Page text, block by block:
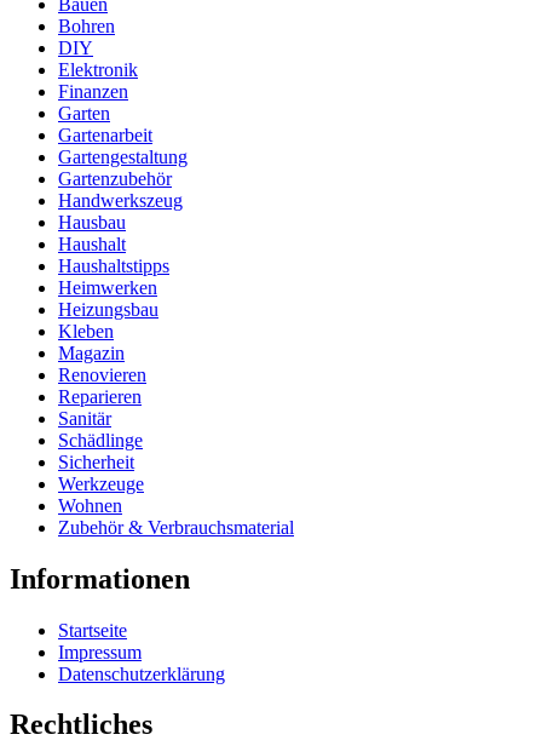
Bohren
DIY
Elektronik
Finanzen
Garten
Gartenarbeit
Gartengestaltung
Gartenzubehör
Handwerkszeug
Hausbau
Haushalt
Haushaltstipps
Heimwerken
Heizungsbau
Kleben
Magazin
Renovieren
Reparieren
Sanitär
Schädlinge
Sicherheit
Werkzeuge
Wohnen
Zubehör & Verbrauchsmaterial
Informationen
Startseite
Impressum
Datenschutzerklärung
Rechtliches